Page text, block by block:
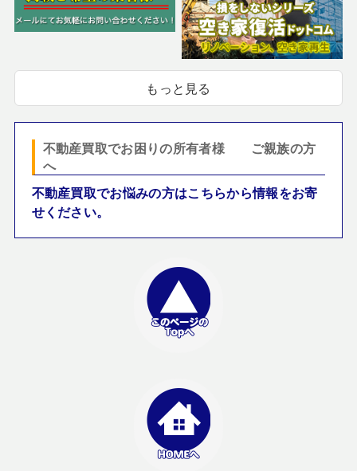
もっと見る
不動産買取でお困りの所有者様 ご親族の方
へ
不動産買取でお悩みの方はこちらから情報をお寄
せください。